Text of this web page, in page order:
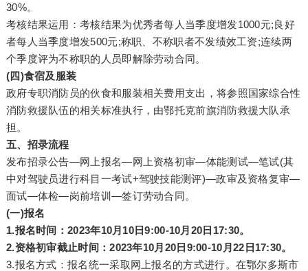
30%。
考核结果运用：考核结果为优秀者每人当季度增发1000元;良好
者每人当季度增发500元;称职、不称职者不发绩效工资;连续两
个季度评为不称职的人员即解除劳动合同。
(四)食宿及服装
政府专职消防员的伙食和服装相关费用支出，将参照国家综合性
消防救援队伍的相关标准执行，由鄂托克前旗消防救援大队承
担。
五、招录流程
发布招录公告—网上报名—网上资格初审—体能测试—笔试(其
中对驾驶员进行科目一考试+驾驶技能测评)—政审及资格复审—
面试—体检—岗前培训—签订劳动合同。
(一)报名
1.报名时间：2023年10月10日9:00-10月20日17:30。
2.资格初审截止时间：2023年10月20日9:00-10月22日17:30。
3.报名方式：报名统一采取网上报名的方式进行。在鄂尔多斯市